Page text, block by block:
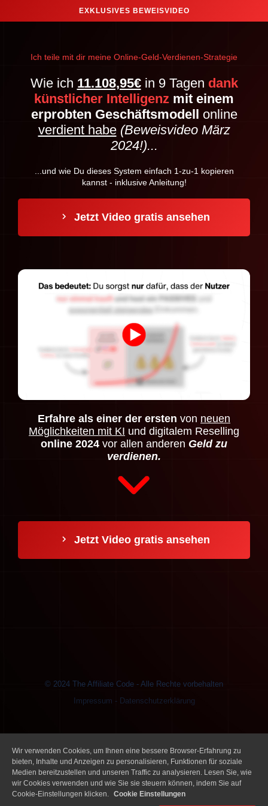
EXKLUSIVES BEWEISVIDEO
Ich teile mit dir meine Online-Geld-Verdienen-Strategie
Wie ich 11.108,95€in 9 Tagen dank
künstlicher Intelligenz mit einem
erprobten Geschäftsmodell online
verdient habe (Beweisvideo März
2024!)...
...und wie Du dieses System einfach 1-zu-1 kopieren
kannst - inklusive Anleitung!
Jetzt Video gratis ansehen
Erfahre als einer der ersten von neuen
Möglichkeiten mit KI und digitalem Reselling
online 2024 vor allen anderen Geld zu
verdienen.
Jetzt Video gratis ansehen
© 2024 The Affiliate Code - Alle Rechte vorbehalten
Impressum - Datenschutzerklärung
Wir verwenden Cookies, um Ihnen eine bessere Browser-Erfahrung zu
bieten, Inhalte und Anzeigen zu personalisieren, Funktionen für soziale
Medien bereitzustellen und unseren Traffic zu analysieren. Lesen Sie, wie
wir Cookies verwenden und wie Sie sie steuern können, indem Sie auf
Cookie-Einstellungen klicken. Cookie Einstellungen